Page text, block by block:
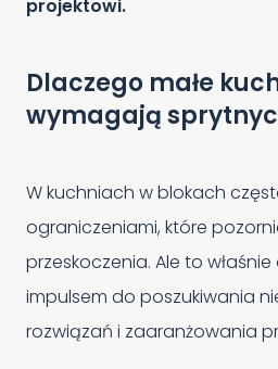
projektowi.
Dlaczego małe
wymagają
W kuchniach w blokach
ograniczeniami, które
przeskoczenia. Ale to
impulsem do poszukiwania
rozwiązań i zaaranżowania